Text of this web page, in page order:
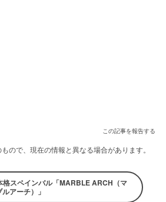
この記事を報告する
ので、現在の情報と異なる場合があります。
格スペインバル「MARBLE ARCH（マ
ルアーチ）」